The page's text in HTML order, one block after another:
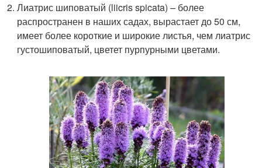
Лиатрис шиповатый (liicris spicata) – более
распространен в наших садах, вырастает до 50 см,
имеет более короткие и широкие листья, чем лиатрис
густошиповатый, цветет пурпурными цветами.